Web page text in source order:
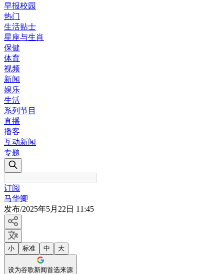
早报校园
热门
生活贴士
星座与生肖
保健
体育
视频
新闻
娱乐
生活
系列节目
直播
播客
互动新闻
专题
订阅
马华卿
发布/2025年5月22日 11:45
小 标准 中 大
设为谷歌新闻首选来源